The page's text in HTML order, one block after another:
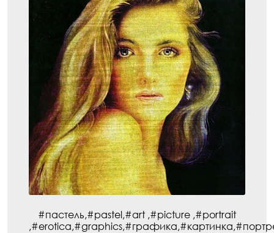
#пастель,#pastel,#art ,#picture ,#portrait